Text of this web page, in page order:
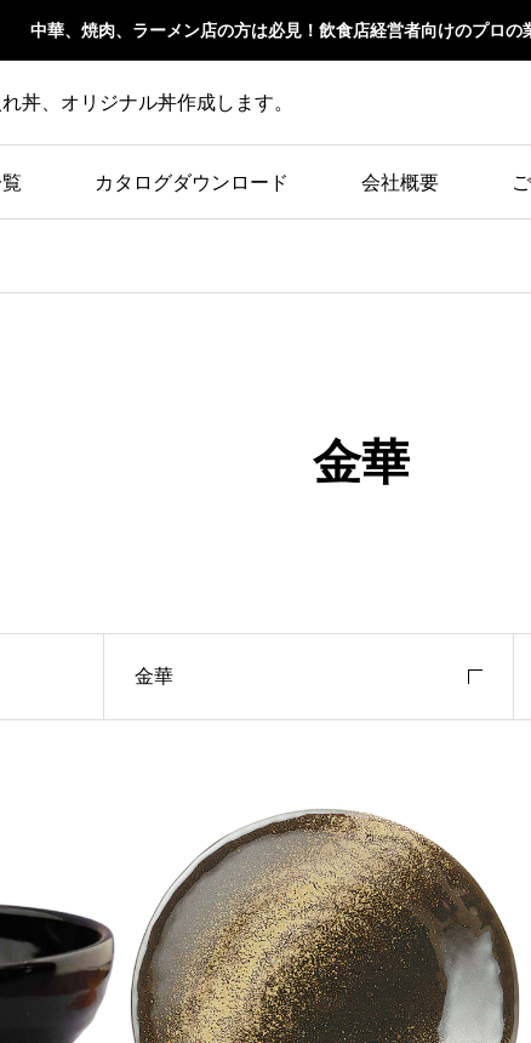
中華、焼肉、ラーメン店の方は必見！飲食店経営者向けのプロの
丼、オリジナル丼作成します。
カタログダウンロード 会社概要
金華
金華